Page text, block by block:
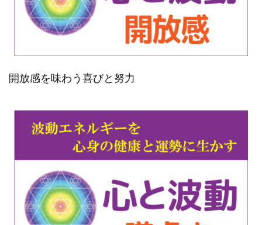
開放感を味わう喜びと努力